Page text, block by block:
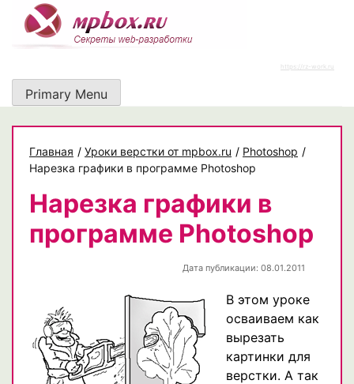
content
https://rz-work.ru
Primary Menu
Главная / Уроки верстки от mpbox.ru / Photoshop /
Нарезка графики в программе Photoshop
Нарезка графики в
программе Photoshop
Дата публикации: 08.01.2011
В этом уроке
осваиваем как
вырезать
картинки для
верстки. А так